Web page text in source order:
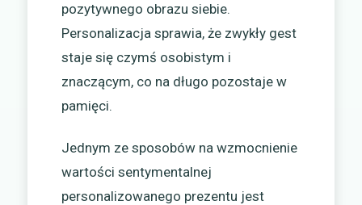
pozytywnego obrazu siebie.
Personalizacja sprawia, że zwykły gest
staje się czymś osobistym i
znaczącym, co na długo pozostaje w
pamięci.
Jednym ze sposobów na wzmocnienie
wartości sentymentalnej
personalizowanego prezentu jest